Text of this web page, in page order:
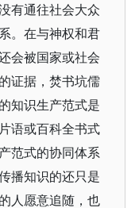
有通往社会大众
。在与神权和君
会被国家或社会
证据，焚书坑儒
知识生产范式是
语或百科全书式
范式的协同体系
播知识的还只是
人愿意追随，也